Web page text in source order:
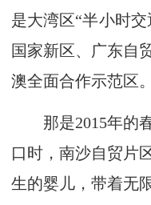
是大湾区“半小时
国家新区、广东自
澳全面合作示范区
那是2015年的春
口时，南沙自贸片
生的婴儿，带着无